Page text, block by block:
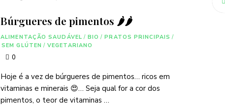
Búrgueres de pimentos 🌶🌶
ALIMENTAÇÃO SAUDÁVEL / BIO / PRATOS PRINCIPAIS /
SEM GLÚTEN / VEGETARIANO
0
Hoje é a vez de búrgueres de pimentos… ricos em
vitaminas e minerais 😍… Seja qual for a cor dos
pimentos, o teor de vitaminas …